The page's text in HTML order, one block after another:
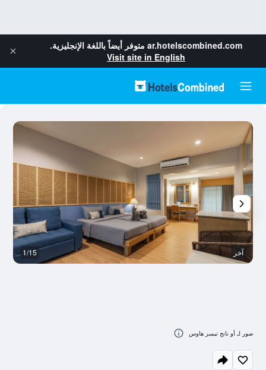
ar.hotelscombined.com متوفر أيضاً باللغة الإنجليزية.
Visit site in English
آخر 1/15
صور لـ أو نانج تيمبر هاوس